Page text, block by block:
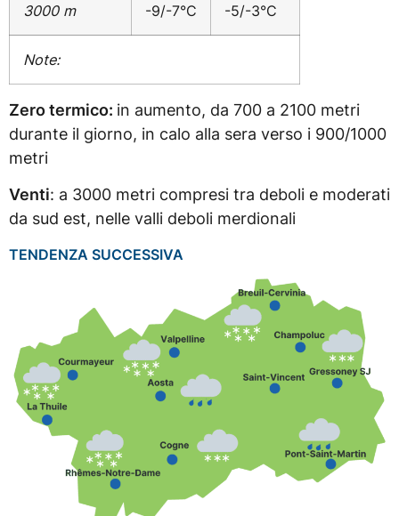
3000 m -9/-7°C -5/-3°C
Note:
Zero termico: in aumento, da 700 a 2100 metri
durante il giorno, in calo alla sera verso i 900/1000
metri
Venti: a 3000 metri compresi tra deboli e moderati
da sud est, nelle valli deboli merdionali
TENDENZA SUCCESSIVA